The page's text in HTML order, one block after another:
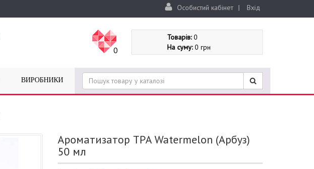
Особистий кабінет | Вхід
0
Товарів:0
На суму:0 грн
ВИРОБНИКИ
Ароматизатор TPA Watermelon (Арбуз)
50 мл